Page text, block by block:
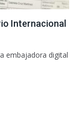
Internacional
embajadora digital